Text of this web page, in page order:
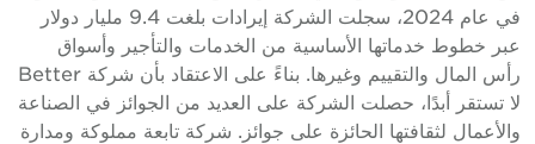
في عام 2024، سجلت الشركة إيرادات بلغت 9.4 مليار دولار
عبر خطوط خدماتها الأساسية من الخدمات والتأجير وأسواق
رأس المال والتقييم وغيرها. بناءً على الاعتقاد بأن شركة Better
لا تستقر أبدًا، حصلت الشركة على العديد من الجوائز في الصناعة
والأعمال لثقافتها الحائزة على جوائز. شركة تابعة مملوكة ومدارة